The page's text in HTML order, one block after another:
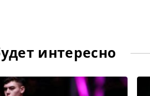
интересно